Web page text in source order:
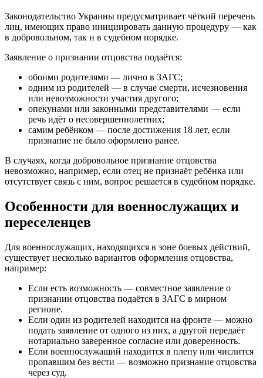
Законодательство Украины предусматривает чёткий перечень
лиц, имеющих право инициировать данную процедуру — как
в добровольном, так и в судебном порядке.
Заявление о признании отцовства подаётся:
обоими родителями — лично в ЗАГС;
одним из родителей — в случае смерти, исчезновения
или невозможности участия другого;
опекунами или законными представителями — если
речь идёт о несовершеннолетних;
самим ребёнком — после достижения 18 лет, если
признание не было оформлено ранее.
В случаях, когда добровольное признание отцовства
невозможно, например, если отец не признаёт ребёнка или
отсутствует связь с ним, вопрос решается в судебном порядке.
Особенности для военнослужащих и
переселенцев
Для военнослужащих, находящихся в зоне боевых действий,
существует несколько вариантов оформления отцовства,
например:
Если есть возможность — совместное заявление о
признании отцовства подаётся в ЗАГС в мирном
регионе.
Если один из родителей находится на фронте — можно
подать заявление от одного из них, а другой передаёт
нотариально заверенное согласие или доверенность.
Если военнослужащий находится в плену или числится
пропавшим без вести — возможно признание отцовства
через суд.